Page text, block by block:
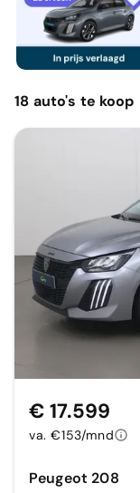
18 auto's te koop
Peugeot 208
€ 17.599
va. €153/mnd